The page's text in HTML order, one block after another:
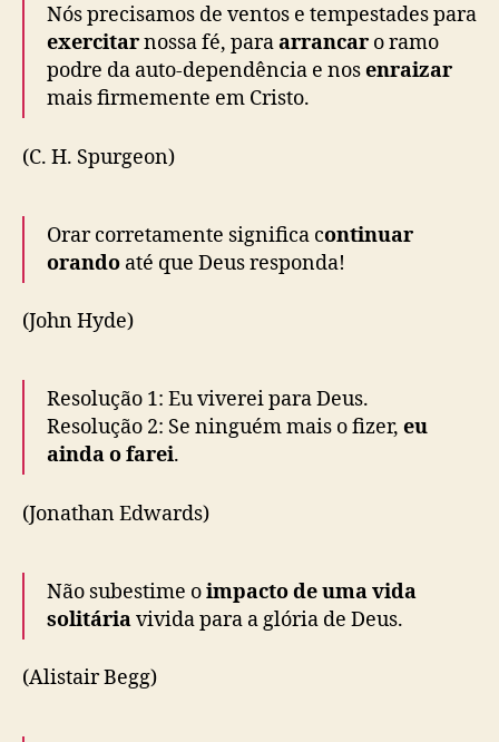
Nós precisamos de ventos e tempestades para
exercitarnossa fé, paraarrancar o ramo
podre da auto-dependência e nosenraizar
mais firmemente em Cristo.
(C. H. Spurgeon)
Orar corretamente significa continuar
orando até que Deus responda!
(John Hyde)
Resolução 1: Eu viverei para Deus.
Resolução 2: Se ninguém mais o fizer, eu
ainda o farei.
(Jonathan Edwards)
Não subestime oimpacto de uma vida
solitáriavivida para a glória de Deus.
(Alistair Begg)